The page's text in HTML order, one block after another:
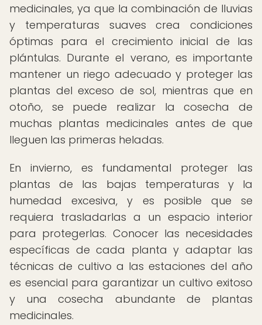
medicinales, ya que la combinación de lluvias
y temperaturas suaves crea condiciones
óptimas para el crecimiento inicial de las
plántulas. Durante el verano, es importante
mantener un riego adecuado y proteger las
plantas del exceso de sol, mientras que en
otoño, se puede realizar la cosecha de
muchas plantas medicinales antes de que
lleguen las primeras heladas.
En invierno, es fundamental proteger las
plantas de las bajas temperaturas y la
humedad excesiva, y es posible que se
requiera trasladarlas a un espacio interior
para protegerlas. Conocer las necesidades
específicas de cada planta y adaptar las
técnicas de cultivo a las estaciones del año
es esencial para garantizar un cultivo exitoso
y una cosecha abundante de plantas
medicinales.